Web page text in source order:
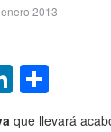
2013
LinkedIn
que llevará